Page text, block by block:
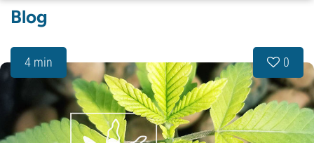
Blog
4 min 0